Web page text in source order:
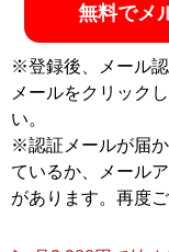
無料でメ
※登録後、メール
メールをクリック
い。
※認証メールが届
ているか、メール
があります。再度